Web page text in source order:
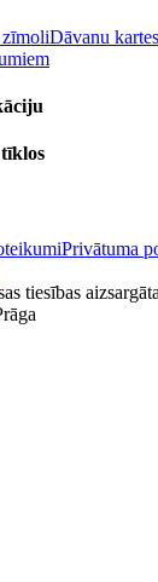
Dāvanu kartes
Privātuma
tiesības